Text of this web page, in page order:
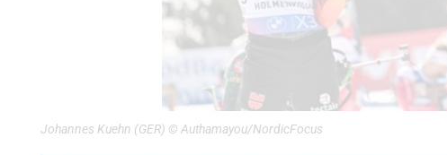
Johannes Kuehn (GER) © Authamayou/NordicFocus